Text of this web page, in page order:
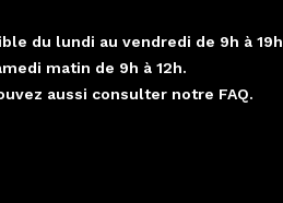
du lundi au vendredi de 9h à 19h
matin de 9h à 12h.
aussi consulter notre FAQ.